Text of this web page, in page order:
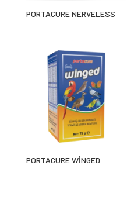
PORTACURE NERVELESS
PORTACURE WİNGED